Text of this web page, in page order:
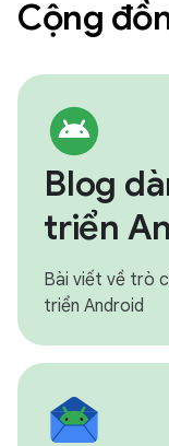
Cộng
Blog
triển
Bài viết về trò
triển Android